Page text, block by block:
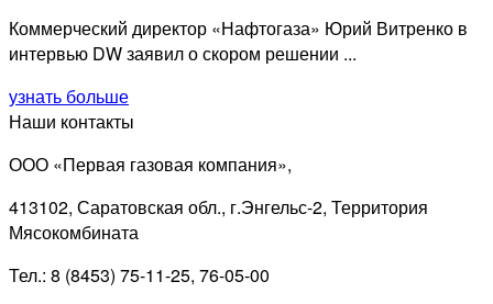
Коммерческий директор «Нафтогаза» Юрий Витренко в
интервью DW заявил о скором решении ...
узнать больше
Наши контакты
ООО «Первая газовая компания»,
413102, Саратовская обл., г.Энгельс-2, Территория
Мясокомбината
Тел.: 8 (8453) 75-11-25, 76-05-00